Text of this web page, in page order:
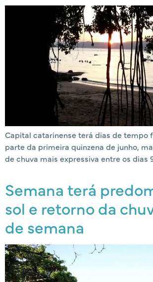
Capital catarinense terá dias de tempo
parte da primeira quinzena de junho,
de chuva mais expressiva entre os dias
Semana terá
sol e retorno da
de semana